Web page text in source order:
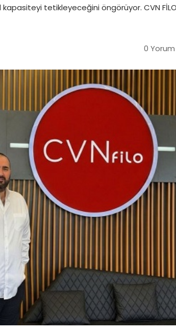
tetikleyeceğini öngörüyor. CVN
0 Yorum